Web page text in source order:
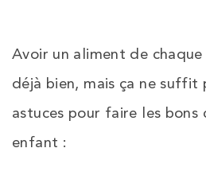
Avoir un aliment de chaque
déjà bien, mais ça ne suffit
astuces pour faire les
enfant :